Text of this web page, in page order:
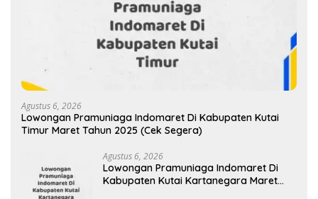
Agustus 6, 2026
Lowongan Pramuniaga Indomaret Di Kabupaten Kutai
Timur Maret Tahun 2025 (Cek Segera)
Agustus 6, 2026
Lowongan Pramuniaga Indomaret Di
Kabupaten Kutai Kartanegara Maret